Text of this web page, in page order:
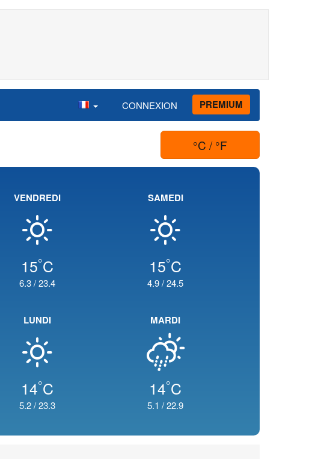
CONNEXION PREMIUM
°C / °F
VENDREDI
15°C
6.3/23.4
SAMEDI
15°C
4.9/24.5
LUNDI
14°C
5.2/23.3
MARDI
14°C
5.1 /22.9